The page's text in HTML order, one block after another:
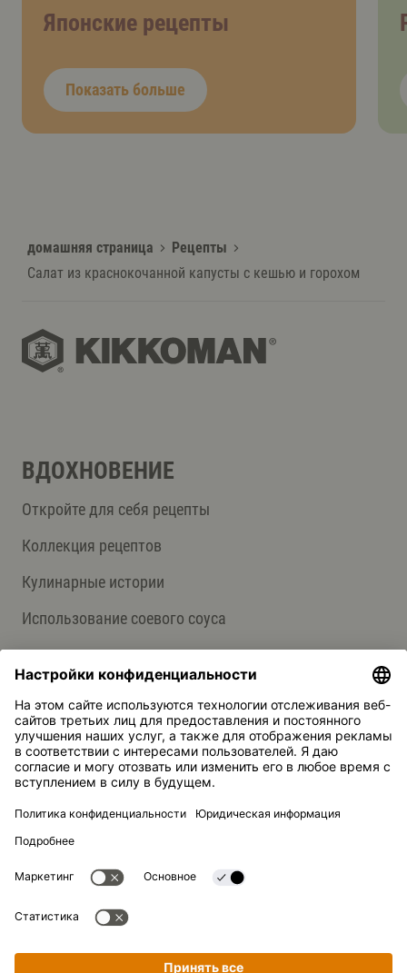
Японские рецепты
Показать больше
домашняя страница
Рецепты
Салат из краснокочанной капусты с кешью и горохом
ВДОХНОВЕНИЕ
Откройте для себя рецепты
Коллекция рецептов
Кулинарные истории
Использование соевого соуса
О НАС
Продукция
Группа компаний Kikkoman
Устойчивое развитие
СЛУЖБА ПОДДЕРЖКИ
Ответы на вопросы
Контакты